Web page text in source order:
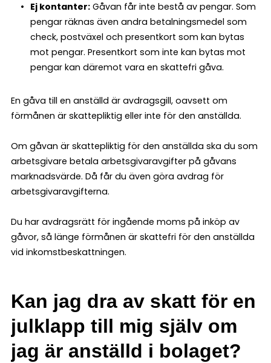
Ej kontanter:Gåvan får inte bestå av pengar. Som
pengar räknas även andra betalningsmedel som
check, postväxel och presentkort som kan bytas
mot pengar. Presentkort som inte kan bytas mot
pengar kan däremot vara en skattefri gåva.
En gåva till en anställd är avdragsgill, oavsett om
förmånen är skattepliktig eller inte för den anställda.
Om gåvan är skattepliktig för den anställda ska du som
arbetsgivare betala arbetsgivaravgifter på gåvans
marknadsvärde. Då får du även göra avdrag för
arbetsgivaravgifterna.
Du har avdragsrätt för ingående moms på inköp av
gåvor, så länge förmånen är skattefri för den anställda
vid inkomstbeskattningen.
Kan jag dra av skatt för en
julklapp till mig själv om
jag är anställd i bolaget?